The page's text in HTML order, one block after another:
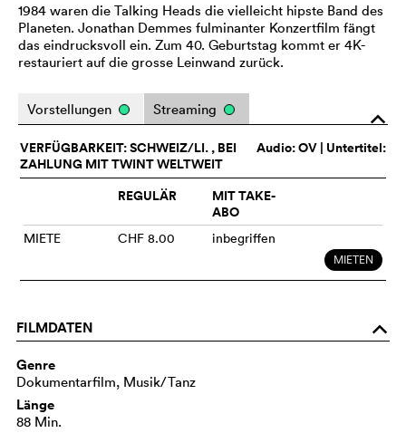
1984 waren die Talking Heads die vielleicht hipste Band des
Planeten. Jonathan Demmes fulminanter Konzertfilm fängt
das eindrucksvoll ein. Zum 40. Geburtstag kommt er 4K-
restauriert auf die grosse Leinwand zurück.
o
Vorstellungen Streaming
Audio:OV | Untertitel:
VERFÜGBARKEIT: SCHWEIZ/LI. , BEI
ZAHLUNG MIT TWINT WELTWEIT
REGULÄR
MIT TAKE-
ABO
MIETE CHF 8.00 inbegriffen
MIETEN
FILMDATEN o
Genre
Dokumentarfilm, Musik/Tanz
Länge
88 Min.